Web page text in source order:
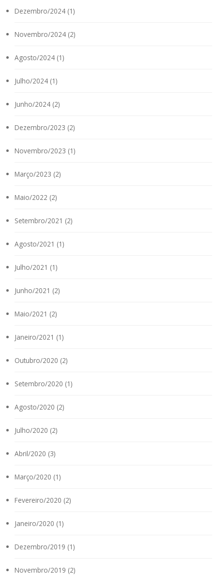
Dezembro/2024 (1)
Novembro/2024 (2)
Agosto/2024 (1)
Julho/2024 (1)
Junho/2024 (2)
Dezembro/2023 (2)
Novembro/2023 (1)
Março/2023 (2)
Maio/2022 (2)
Setembro/2021 (2)
Agosto/2021 (1)
Julho/2021 (1)
Junho/2021 (2)
Maio/2021 (2)
Janeiro/2021 (1)
Outubro/2020 (2)
Setembro/2020 (1)
Agosto/2020 (2)
Julho/2020 (2)
Abril/2020 (3)
Março/2020 (1)
Fevereiro/2020 (2)
Janeiro/2020 (1)
Dezembro/2019 (1)
Novembro/2019 (2)